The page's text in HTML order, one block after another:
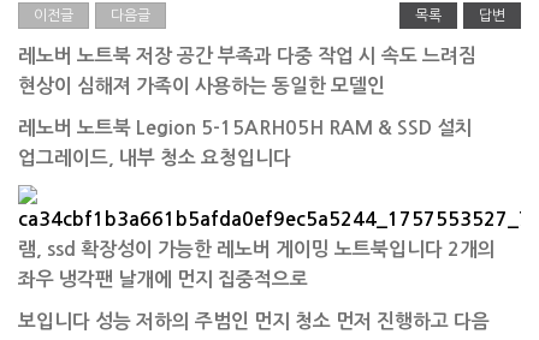
이전글 다음글 목록 답변
​레노버 노트북 저장 공간 부족과 다중 작업 시 속도 느려짐
현상이 심해져 가족이 사용하는 동일한 모델인
레노버 노트북 Legion 5-15ARH05H RAM & SSD 설치
업그레이드, 내부 청소 요청입니다
램, ssd 확장성이 가능한 레노버 게이밍 노트북입니다 2개의
좌우 냉각팬 날개에 먼지 집중적으로
보입니다 성능 저하의 주범인 먼지 청소 먼저 진행하고 다음